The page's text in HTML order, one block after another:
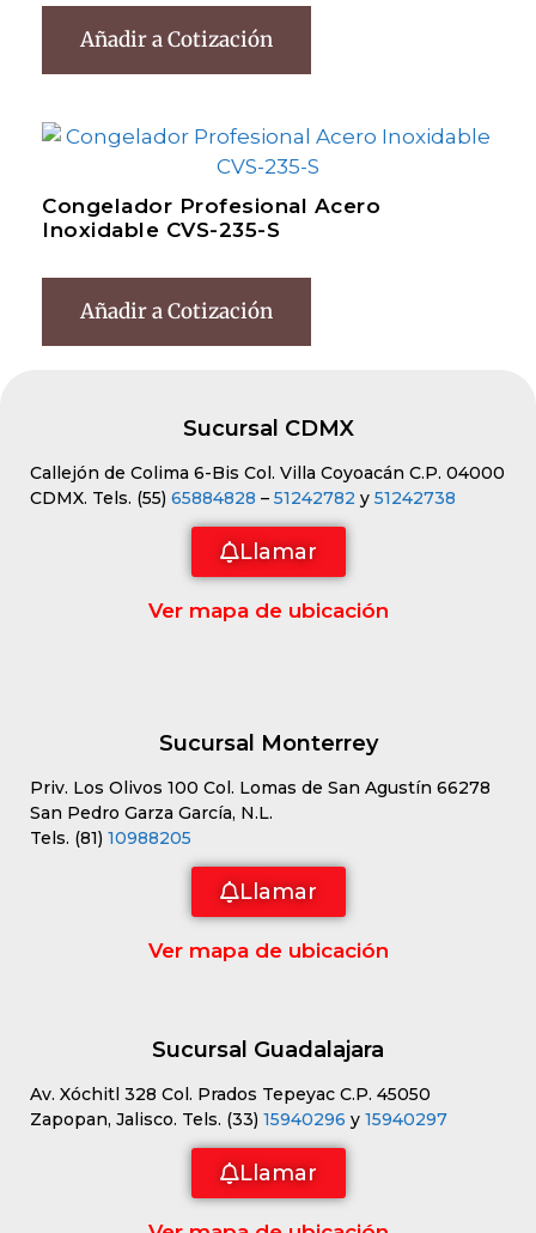
Añadir a Cotización
Congelador Profesional Acero
Inoxidable CVS-235-S
Añadir a Cotización
Sucursal CDMX
Callejón de Colima 6-Bis Col. Villa Coyoacán C.P. 04000
CDMX. Tels. (55) 65884828 – 51242782 y 51242738
Llamar
Ver mapa de ubicación
Sucursal Monterrey
Priv. Los Olivos 100 Col. Lomas de San Agustín 66278
San Pedro Garza García, N.L.
Tels. (81) 10988205
Llamar
Ver mapa de ubicación
Sucursal Guadalajara
Av. Xóchitl 328 Col. Prados Tepeyac C.P. 45050
Zapopan, Jalisco. Tels. (33) 15940296 y 15940297
Llamar